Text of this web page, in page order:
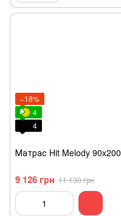
−18%
4
4
Матрас Hit Melody 90x200
9 126 грн 11 130 грн